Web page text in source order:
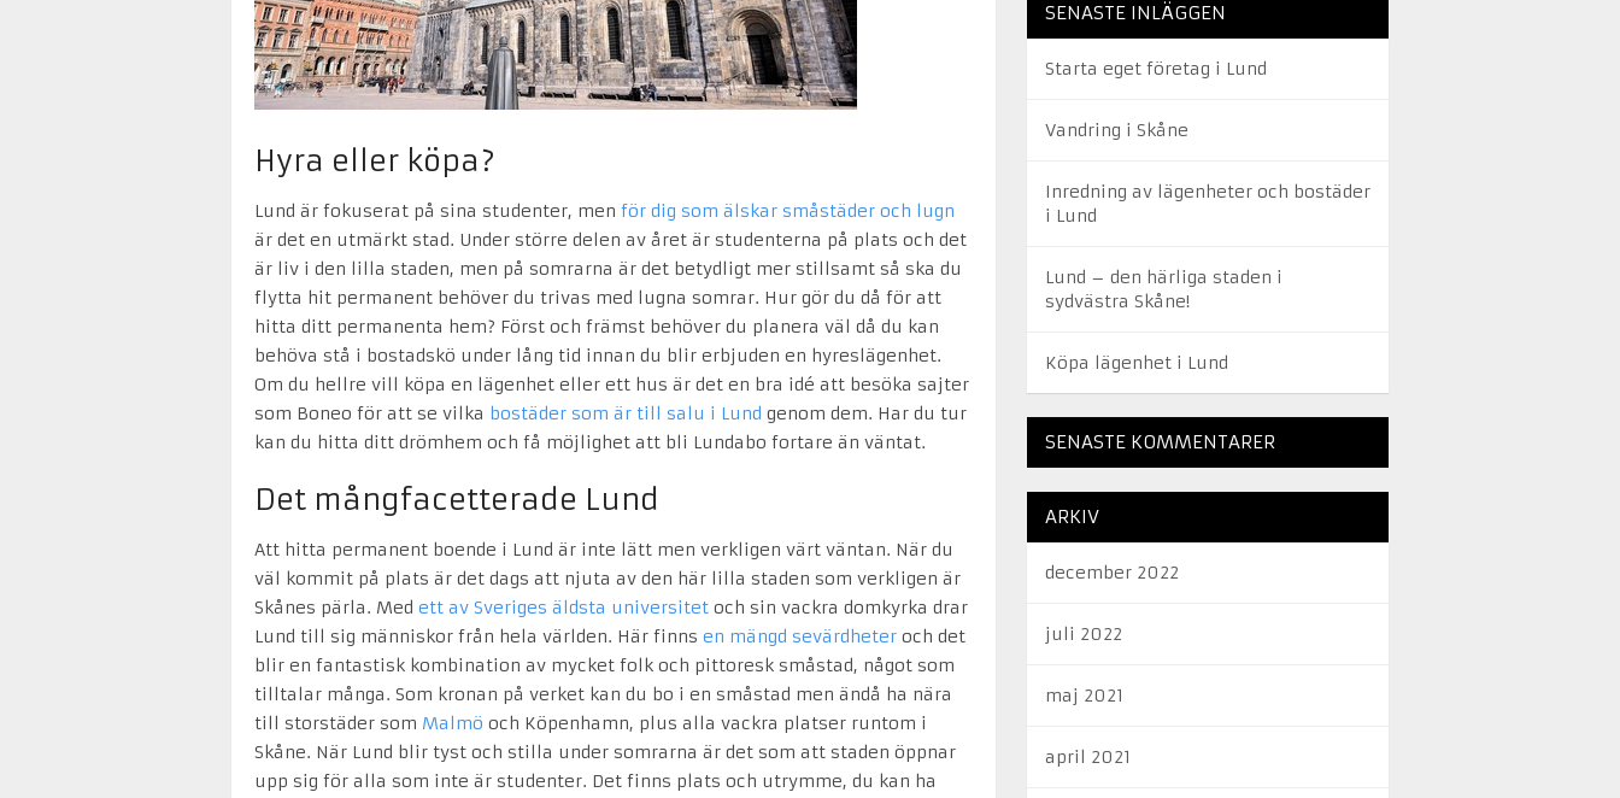
Hyra eller köpa?
Lund är fokuserat på sina studenter, men för dig som älskar småstäder och lugn
är det en utmärkt stad. Under större delen av året är studenterna på plats och det
är liv i den lilla staden, men på somrarna är det betydligt mer stillsamt så ska du
flytta hit permanent behöver du trivas med lugna somrar. Hur gör du då för att
hitta ditt permanenta hem? Först och främst behöver du planera väl då du kan
behöva stå i bostadskö under lång tid innan du blir erbjuden en hyreslägenhet.
Om du hellre vill köpa en lägenhet eller ett hus är det en bra idé att besöka sajter
som Boneo för att se vilka bostäder som är till salu i Lund genom dem. Har du tur
kan du hitta ditt drömhem och få möjlighet att bli Lundabo fortare än väntat.
Det mångfacetterade Lund
Att hitta permanent boende i Lund är inte lätt men verkligen värt väntan. När du
väl kommit på plats är det dags att njuta av den här lilla staden som verkligen är
Skånes pärla. Med ett av Sveriges äldsta universitet och sin vackra domkyrka drar
Lund till sig människor från hela världen. Här finns en mängd sevärdheter och det
blir en fantastisk kombination av mycket folk och pittoresk småstad, något som
tilltalar många. Som kronan på verket kan du bo i en småstad men ändå ha nära
till storstäder som Malmö och Köpenhamn, plus alla vackra platser runtom i
Skåne. När Lund blir tyst och stilla under somrarna är det som att staden öppnar
upp sig för alla som inte är studenter. Det finns plats och utrymme, du kan ha
SENASTE INLÄGGEN
Starta eget företag i Lund
Vandring i Skåne
Inredning av lägenheter och bostäder
i Lund
Lund – den härliga staden i
sydvästra Skåne!
Köpa lägenhet i Lund
SENASTE KOMMENTARER
ARKIV
december 2022
juli 2022
maj 2021
april 2021